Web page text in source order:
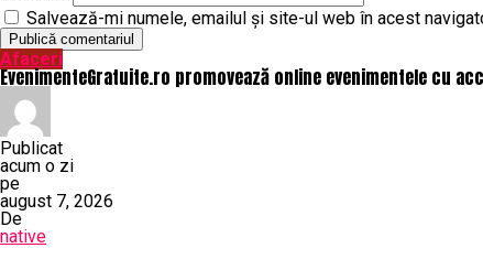
Salvează-mi numele, emailul și site-ul web în acest
Afaceri
EvenimenteGratuite.ro promovează online evenimentele cu
Publicat
acum o zi
pe
august 7, 2026
De
native